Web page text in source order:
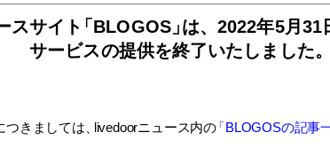
スサイ ト「BLOGOS」は、2022年5月31
サービスの提供を終了いたしました。
つきましては livedoorニュース内の「BLOGOSの記事